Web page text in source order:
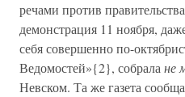
речами против
демонстрация 11 ноября,
себя совершенно по-
Ведомостей»{2}, собрала не
Невском. Та же газета